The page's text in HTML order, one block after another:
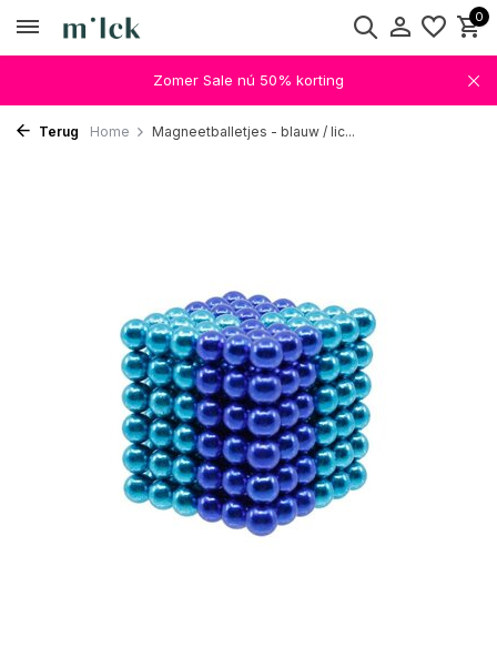
0
Zomer Sale nú 50% korting
Terug Home Magneetballetjes - blauw / lic...